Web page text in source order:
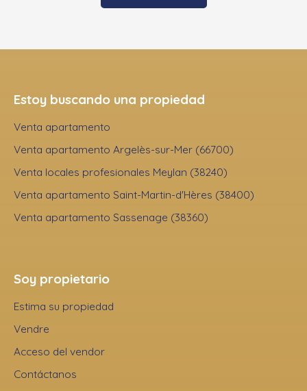
Estoy buscando una propiedad
Venta apartamento
Venta apartamento Argelès-sur-Mer (66700)
Venta locales profesionales Meylan (38240)
Venta apartamento Saint-Martin-d'Hères (38400)
Venta apartamento Sassenage (38360)
Soy propietario
Estima su propiedad
Vendre
Acceso del vendor
Contáctanos